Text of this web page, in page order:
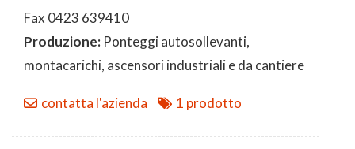
Fax 0423 639410
Produzione: Ponteggi autosollevanti,
montacarichi, ascensori industriali e da cantiere
contatta l'azienda 1 prodotto